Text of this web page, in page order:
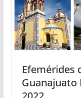
Efemérides
Guanajuato